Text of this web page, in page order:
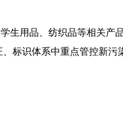
生用品、纺织品等相关
标识体系中重点管控新